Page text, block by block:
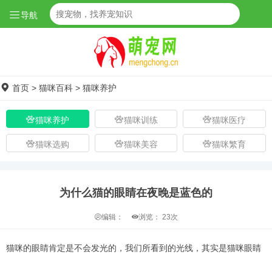
导航
首页 > 猫咪百科 > 猫咪养护
猫咪养护 猫咪训练 猫咪医疗
猫咪选购 猫咪美容 猫咪繁育
为什么猫的眼睛在夜晚是蓝色的
编辑： 浏览： 23次
猫咪的眼睛肯定是不会发光的，我们所看到的光线，其实是猫咪眼睛